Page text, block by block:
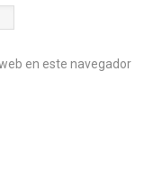
en este navegador